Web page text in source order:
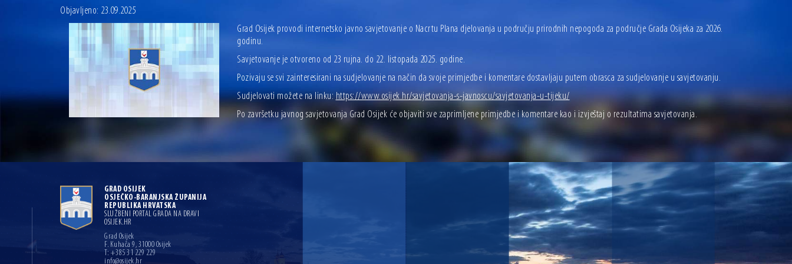
Objavljeno: 23.09.2025
Grad Osijek provodi internetsko javno savjetovanje o Nacrtu Plana djelovanja u području prirodnih nepogoda za područje Grada Osijeka za 2026.
godinu.
Savjetovanje je otvoreno od 23 rujna. do 22. listopada 2025. godine.
Pozivaju se svi zainteresirani na sudjelovanje na način da svoje primjedbe i komentare dostavljaju putem obrasca za sudjelovanje u savjetovanju.
Sudjelovati možete na linku:https://www.osijek.hr/savjetovanja-s-javnoscu/savjetovanja-u-tijeku/
Po završetku javnog savjetovanja Grad Osijek će objaviti sve zaprimljene primjedbe i komentare kao i izvještaj o rezultatima savjetovanja.
GRAD OSIJEK
OSJEČKO-BARANJSKA ŽUPANIJA
REPUBLIKA HRVATSKA
SLUŽBENI PORTAL GRADA NA DRAVI
OSIJEK.HR
Grad Osijek
F. Kuhača 9, 31000 Osijek
T: +385 31 229 229
info@osijek.hr